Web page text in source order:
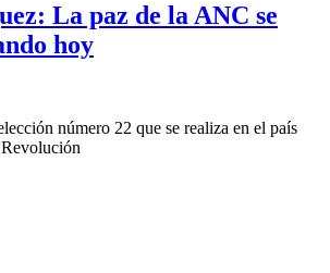
La paz de la ANC se
hoy
número 22 que se realiza en el país